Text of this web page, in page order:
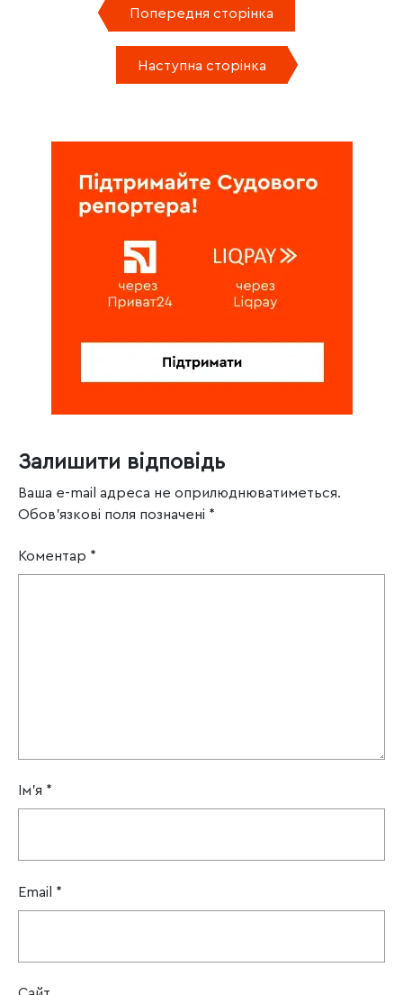
Попередня сторінка
Наступна сторінка
Залишити відповідь
Ваша e-mail адреса не оприлюднюватиметься.
Обов’язкові поля позначені *
Коментар *
Ім'я *
Email *